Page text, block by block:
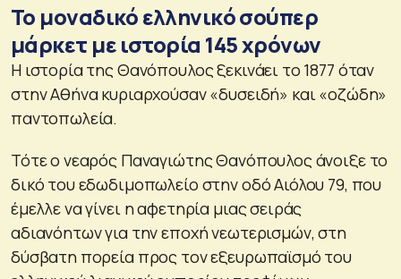
Το μοναδικό ελληνικό σούπερ
μάρκετ με ιστορία 145 χρόνων
Η ιστορία της Θανόπουλος ξεκινάει το 1877 όταν
στην Αθήνα κυριαρχούσαν «δυσειδή» και «οζώδη»
παντοπωλεία.
Τότε ο νεαρός Παναγιώτης Θανόπουλος άνοιξε το
δικό του εδωδιμοπωλείο στην οδό Αιόλου 79, που
έμελλε να γίνει η αφετηρία μιας σειράς
αδιανόητων για την εποχή νεωτερισμών, στη
δύσβατη πορεία προς τον εξευρωπαϊσμό του